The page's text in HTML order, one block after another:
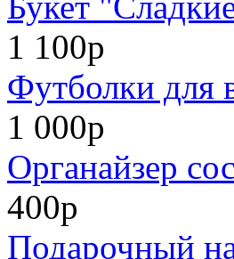
1 100р
Футболки для
1 000р
Органайзер
400р
Подарочный